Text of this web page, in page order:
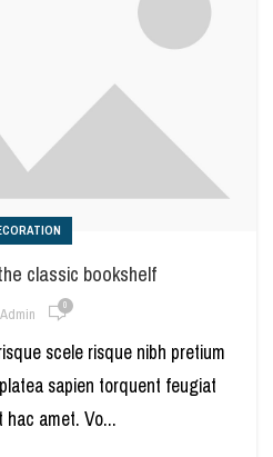
classic bookshelf
Admin 0
scele risque nibh pretium
sapien torquent feugiat
amet. Vo...